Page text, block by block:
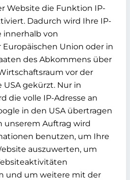
Website die Funktion IP-
Dadurch wird Ihre IP-
innerhalb von
Union oder in
des Abkommens über
vor der
gekürzt. Nur in
die volle IP-Adresse an
in den USA übertragen
unserem Auftrag wird
benutzen, um Ihre
auszuwerten, um
und um weitere mit der